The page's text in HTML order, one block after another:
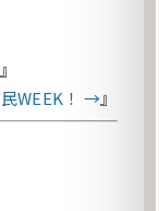
WEEK！ →